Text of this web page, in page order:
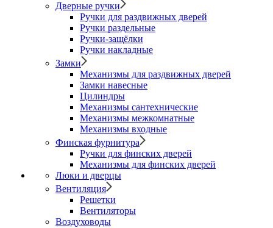
Дверные ручки
Ручки для раздвижных дверей
Ручки раздельные
Ручки-защёлки
Ручки накладные
Замки
Механизмы для раздвижных дверей
Замки навесные
Цилиндры
Механизмы сантехнические
Механизмы межкомнатные
Механизмы входные
Финская фурнитура
Ручки для финских дверей
Механизмы для финских дверей
Люки и дверцы
Вентиляция
Решетки
Вентиляторы
Воздуховоды